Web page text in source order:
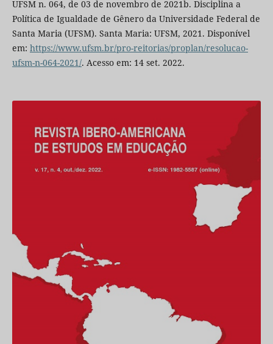
UFSM n. 064, de 03 de novembro de 2021b. Disciplina a
Política de Igualdade de Gênero da Universidade Federal de
Santa Maria (UFSM). Santa Maria: UFSM, 2021. Disponível
em: https://www.ufsm.br/pro-reitorias/proplan/resolucao-
ufsm-n-064-2021/. Acesso em: 14 set. 2022.